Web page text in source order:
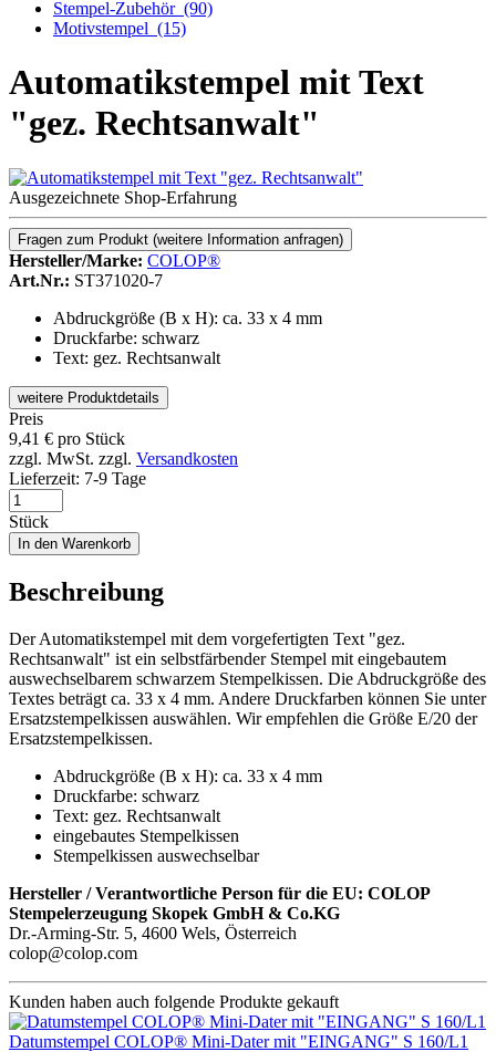
Stempel-Zubehör (90)
Motivstempel (15)
Automatikstempel mit Text
"gez. Rechtsanwalt"
Ausgezeichnete Shop-Erfahrung
Fragen zum Produkt (weitere Information anfragen)
Hersteller/Marke: COLOP®
Art.Nr.: ST371020-7
Abdruckgröße (B x H): ca. 33 x 4 mm
Druckfarbe: schwarz
Text: gez. Rechtsanwalt
weitere Produktdetails
Preis
9,41 € pro Stück
zzgl. MwSt. zzgl. Versandkosten
Lieferzeit: 7-9 Tage
Stück
In den Warenkorb
Beschreibung
Der Automatikstempel mit dem vorgefertigten Text "gez.
Rechtsanwalt" ist ein selbstfärbender Stempel mit eingebautem
auswechselbarem schwarzem Stempelkissen. Die Abdruckgröße des
Textes beträgt ca. 33 x 4 mm. Andere Druckfarben können Sie unter
Ersatzstempelkissen auswählen. Wir empfehlen die Größe E/20 der
Ersatzstempelkissen.
Abdruckgröße (B x H): ca. 33 x 4 mm
Druckfarbe: schwarz
Text: gez. Rechtsanwalt
eingebautes Stempelkissen
Stempelkissen auswechselbar
Hersteller / Verantwortliche Person für die EU: COLOP
Stempelerzeugung Skopek GmbH & Co.KG
Dr.-Arming-Str. 5, 4600 Wels, Österreich
colop@colop.com
Kunden haben auch folgende Produkte gekauft
Datumstempel COLOP® Mini-Dater mit "EINGANG" S 160/L1